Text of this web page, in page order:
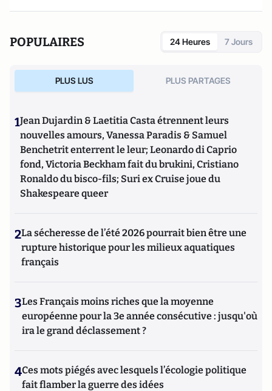
POPULAIRES 24 Heures 7 Jours
PLUS LUS PLUS PARTAGES
1Jean Dujardin & Laetitia Casta étrennent leurs
nouvelles amours, Vanessa Paradis & Samuel
Benchetrit enterrent le leur; Leonardo di Caprio
fond, Victoria Beckham fait du brukini, Cristiano
Ronaldo du bisco-fils; Suri ex Cruise joue du
Shakespeare queer
2La sécheresse de l’été 2026 pourrait bien être une
rupture historique pour les milieux aquatiques
français
3Les Français moins riches que la moyenne
européenne pour la 3e année consécutive : jusqu'où
ira le grand déclassement ?
4Ces mots piégés avec lesquels l’écologie politique
fait flamber la guerre des idées